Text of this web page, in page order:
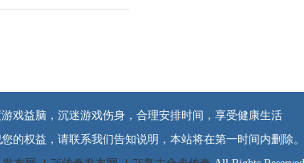
戏益脑，沉迷游戏伤身，合理安排时间，享受健康生活
的权益，请联系我们告知说明，本站将在第一时间内删除。